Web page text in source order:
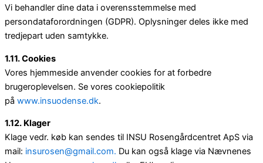
Vi behandler dine data i overensstemmelse med
persondataforordningen (GDPR). Oplysninger deles ikke med
tredjepart uden samtykke.
1.11. Cookies
Vores hjemmeside anvender cookies for at forbedre
brugeroplevelsen. Se vores cookiepolitik
på www.insuodense.dk.
1.12. Klager
Klage vedr. køb kan sendes til INSU Rosengårdcentret ApS via
mail: insurosen@gmail.com. Du kan også klage via Nævnenes